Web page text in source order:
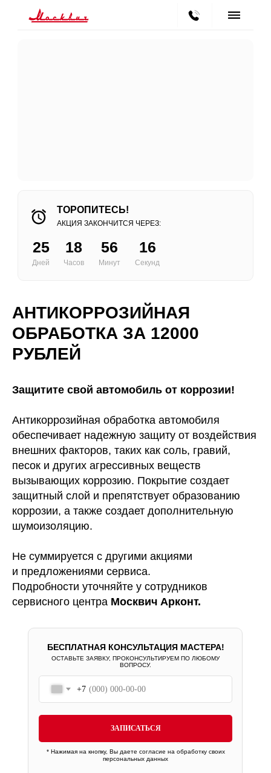
ТОРОПИТЕСЬ!
АКЦИЯ ЗАКОНЧИТСЯ ЧЕРЕЗ:
* Нажимая на кнопку, Вы даете согласие на обработку своих
персональных данных
БЕСПЛАТНАЯ КОНСУЛЬТАЦИЯ МАСТЕРА!
ОСТАВЬТЕ ЗАЯВКУ, ПРОКОНСУЛЬТИРУЕМ
Дней
25
Часов
18
Минут
56
Секунд
16
АНТИКОРРОЗИЙНАЯ
ОБРАБОТКА ЗА 12000
РУБЛЕЙ
Защитите свой автомобиль от коррозии!
Антикоррозийная обработка автомобиля
обеспечивает надежную защиту от воздействия
внешних факторов, таких как соль, гравий,
песок и других агрессивных веществ
вызывающих коррозию. Покрытие создает
защитный слой и препятствует образованию
коррозии, а также создает дополнительную
шумоизоляцию.
Не суммируется с другими акциями
и предложениями сервиса.
Подробности уточняйте у сотрудников
сервисного центра Москвич Арконт.
* Нажимая на кнопку, Вы даете согласие на обработку своих
персональных данных
БЕСПЛАТНАЯ КОНСУЛЬТАЦИЯ МАСТЕРА!
ОСТАВЬТЕ ЗАЯВКУ, ПРОКОНСУЛЬТИРУЕМ ПО ЛЮБОМУ
ВОПРОСУ.
+7
ЗАПИСАТЬСЯ